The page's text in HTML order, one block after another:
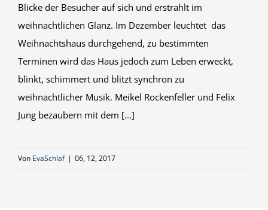
Blicke der Besucher auf sich und erstrahlt im
weihnachtlichen Glanz. Im Dezember leuchtet das
Weihnachtshaus durchgehend, zu bestimmten
Terminen wird das Haus jedoch zum Leben erweckt,
blinkt, schimmert und blitzt synchron zu
weihnachtlicher Musik. Meikel Rockenfeller und Felix
Jung bezaubern mit dem [...]
Von EvaSchlaf | 06, 12, 2017